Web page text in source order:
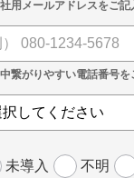
未導入 不明